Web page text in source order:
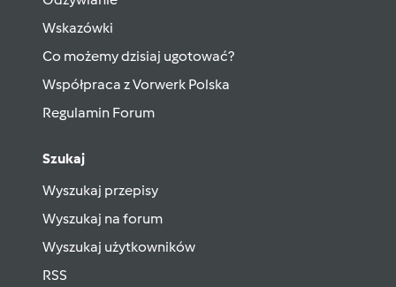
Wskazówki
Co możemy dzisiaj ugotować?
Współpraca z Vorwerk Polska
Regulamin Forum
Szukaj
Wyszukaj przepisy
Wyszukaj na forum
Wyszukaj użytkowników
RSS